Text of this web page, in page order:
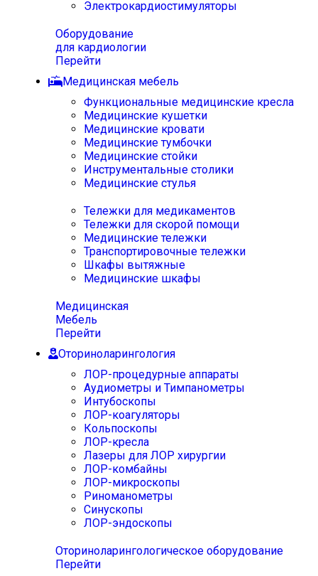
Электрокардиостимуляторы
Оборудование
для кардиологии
Перейти
Медицинская мебель
Функциональные медицинские кресла
Медицинские кушетки
Медицинские кровати
Медицинские тумбочки
Медицинские стойки
Инструментальные столики
Медицинские стулья
Тележки для медикаментов
Тележки для скорой помощи
Медицинские тележки
Транспортировочные тележки
Шкафы вытяжные
Медицинские шкафы
Медицинская
Мебель
Перейти
Оториноларингология
ЛОР-процедурные аппараты
Аудиометры и Тимпанометры
Интубоскопы
ЛОР-коагуляторы
Кольпоскопы
ЛОР-кресла
Лазеры для ЛОР хирургии
ЛОР-комбайны
ЛОР-микроскопы
Риноманометры
Синускопы
ЛОР-эндоскопы
Оториноларингологическое оборудование
Перейти